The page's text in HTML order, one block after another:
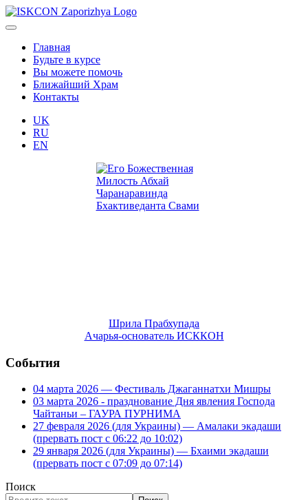
Главная
Будьте в курсе
Вы можете помочь
Ближайший Храм
Контакты
UK
RU
EN
Шрила Прабхупада
Ачарья-основатель ИСККОН
События
04 марта 2026 — Фестиваль Джаганнатхи Мишры
03 марта 2026 - празднование Дня явления Господа
Чайтаньи – ГАУРА ПУРНИМА
27 февраля 2026 (для Украины) — Амалаки экадаши
(прервать пост с 06:22 до 10:02)
29 января 2026 (для Украины) — Бхаими экадаши
(прервать пост с 07:09 до 07:14)
Поиск